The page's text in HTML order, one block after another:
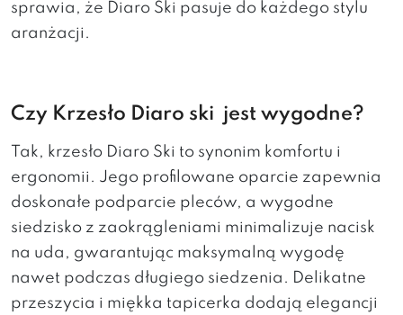
sprawia, że Diaro Ski pasuje do każdego stylu
aranżacji.
Czy Krzesło Diaro ski jest wygodne?
Tak, krzesło Diaro Ski to synonim komfortu i
ergonomii. Jego profilowane oparcie zapewnia
doskonałe podparcie pleców, a wygodne
siedzisko z zaokrągleniami minimalizuje nacisk
na uda, gwarantując maksymalną wygodę
nawet podczas długiego siedzenia. Delikatne
przeszycia i miękka tapicerka dodają elegancji